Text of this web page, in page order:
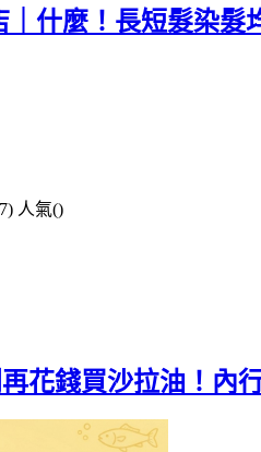
｜什麼！長短髮染
人氣()
花錢買沙拉油！內